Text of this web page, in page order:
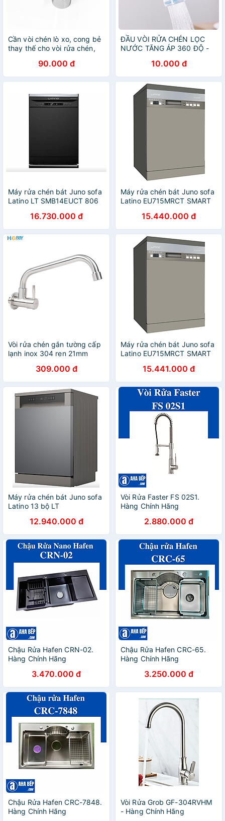
Cần vòi chén lò xo, cong bẻ
thay thế cho vòi rửa chén,
90.000 đ
ĐẦU VÒI RỬA CHÉN LỌC
NƯỚC TĂNG ÁP 360 ĐỘ -
10.000 đ
Máy rửa chén bát Juno sofa
Latino LT SMB14EUCT 806
16.730.000 đ
Máy rửa chén bát Juno sofa
Latino EU715MRCT SMART
15.440.000 đ
Vòi rửa chén gắn tường cấp
lạnh inox 304 ren 21mm
309.000 đ
Máy rửa chén bát Juno sofa
Latino EU715MRCT SMART
15.441.000 đ
Máy rửa chén bát Juno sofa
Latino 13 bộ LT
845 mm12.940.000 đ
Vòi Rửa Faster FS 02S1.
Hàng Chính Hãng
2.880.000 đ
Chậu Rửa Hafen CRN-02.
Hàng Chính Hãng
3.470.000 đ
Chậu Rửa Hafen CRC-65.
Hàng Chính Hãng
3.250.000 đ
Chậu Rửa Hafen CRC-7848.
Hàng Chính Hãng
Vòi Rửa Grob GF-304RVHM
- Hàng Chính Hãng